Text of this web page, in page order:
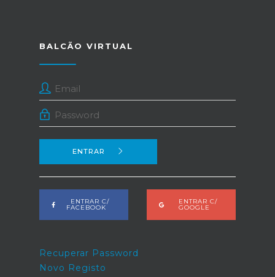
BALCÃO VIRTUAL
ENTRAR
ENTRAR C/
FACEBOOK
ENTRAR C/
GOOGLE
Recuperar Password
Novo Registo